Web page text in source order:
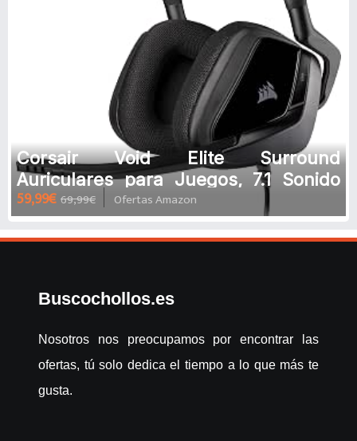
Corsair Void Elite Surround
Auriculares para Juegos, 7.1 Sonido
Envolvente, Micrófono omnidireccion
59,99€ 69,99€ Ofertas Amazon
Buscochollos.es
Nosotros nos preocupamos por encontrar las
ofertas, tú solo dedica el tiempo a lo que más te
gusta.